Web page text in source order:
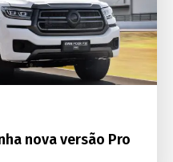
nova versão Pro